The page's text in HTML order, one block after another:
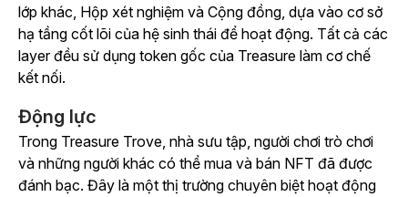
lớp khác, Hộp xét nghiệm và Cộng đồng, dựa vào cơ sở
hạ tầng cốt lõi của hệ sinh thái để hoạt động. Tất cả các
layer đều sử dụng token gốc của Treasure làm cơ chế
kết nối.
Động lực
Trong Treasure Trove, nhà sưu tập, người chơi trò chơi
và những người khác có thể mua và bán NFT đã được
đánh bạc. Đây là một thị trường chuyên biệt hoạt động